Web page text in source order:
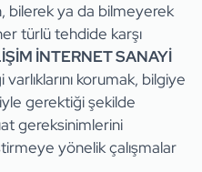
bilerek ya da bilmeyerek
türlü tehdide karşı
İNTERNET SANAYİ
varlıklarını korumak, bilgiye
gerektiği şekilde
gereksinimlerini
yönelik çalışmalar